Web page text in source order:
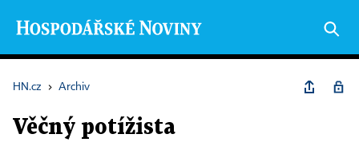
HN.cz › Archiv
Věčný potížista